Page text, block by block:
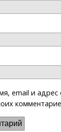
email и адрес